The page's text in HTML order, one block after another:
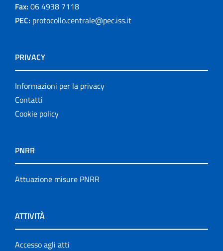
Fax: 06 4938 7118
PEC: protocollo.centrale@pec.iss.it
PRIVACY
Informazioni per la privacy
Contatti
Cookie policy
PNRR
Attuazione misure PNRR
ATTIVITÀ
Accesso agli atti